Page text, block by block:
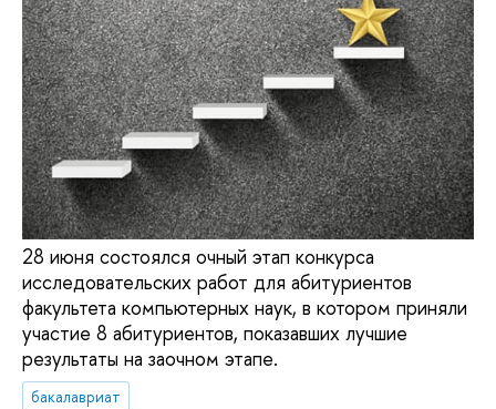
28 июня состоялся очный этап конкурса
исследовательских работ для абитуриентов
факультета компьютерных наук, в котором приняли
участие 8 абитуриентов, показавших лучшие
результаты на заочном этапе.
бакалавриат